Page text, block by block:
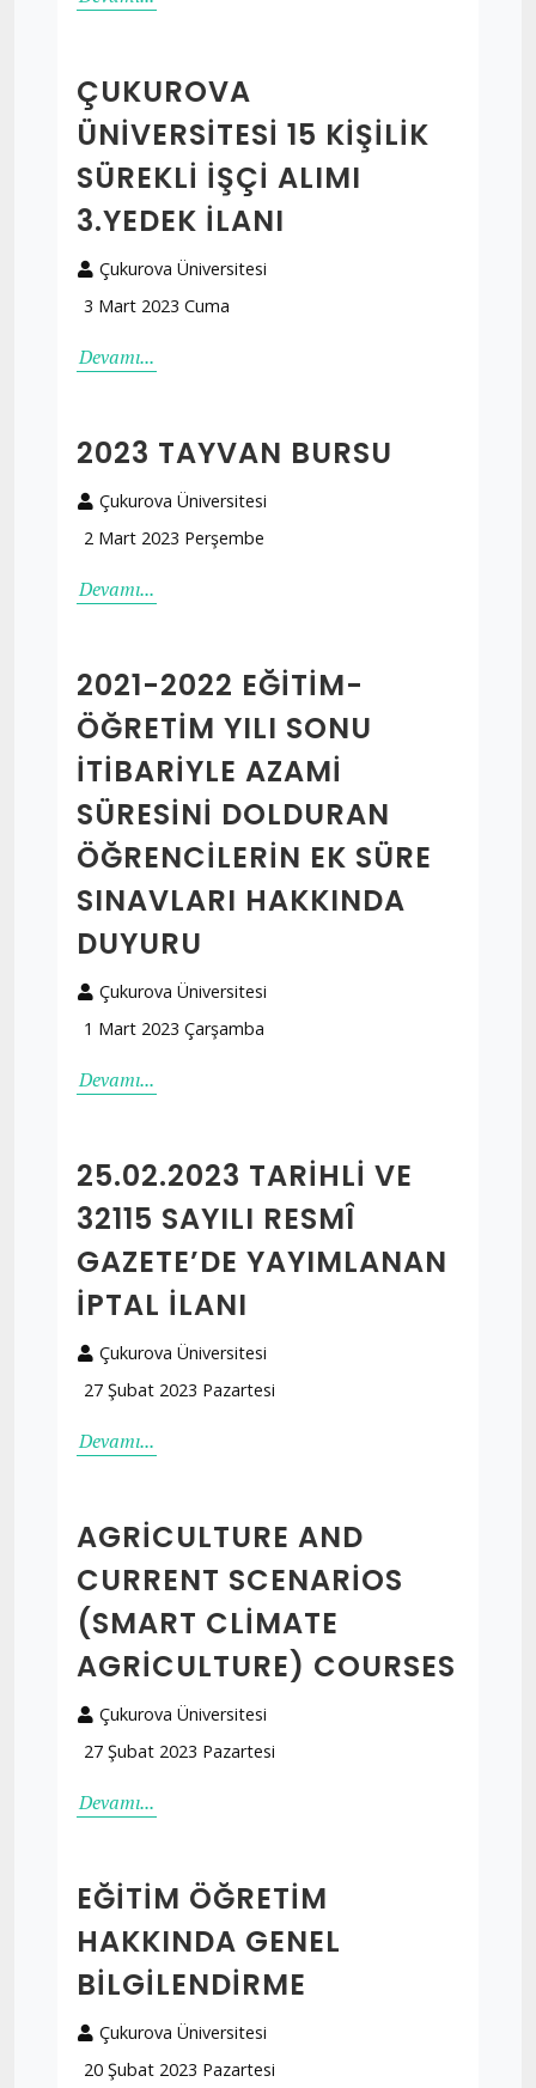
ÇUKUROVA
ÜNİVERSİTESİ 15 KİŞİLİK
SÜREKLİ İŞÇİ ALIMI
3.YEDEK İLANI
Çukurova Üniversitesi
3 Mart 2023 Cuma
Devamı...
2023 TAYVAN BURSU
Çukurova Üniversitesi
2 Mart 2023 Perşembe
Devamı...
2021-2022 EĞİTİM-
ÖĞRETİM YILI SONU
İTİBARİYLE AZAMİ
SÜRESİNİ DOLDURAN
ÖĞRENCİLERİN EK SÜRE
SINAVLARI HAKKINDA
DUYURU
Çukurova Üniversitesi
1 Mart 2023 Çarşamba
Devamı...
25.02.2023 TARIHLI VE
32115 SAYILI RESMÎ
GAZETE’DE YAYIMLANAN
İPTAL İLANI
Çukurova Üniversitesi
27 Şubat 2023 Pazartesi
Devamı...
AGRICULTURE AND
CURRENT SCENARIOS
(SMART CLIMATE
AGRICULTURE) COURSES
Çukurova Üniversitesi
27 Şubat 2023 Pazartesi
Devamı...
EĞITIM ÖĞRETIM
HAKKINDA GENEL
BILGILENDIRME
Çukurova Üniversitesi
20 Şubat 2023 Pazartesi